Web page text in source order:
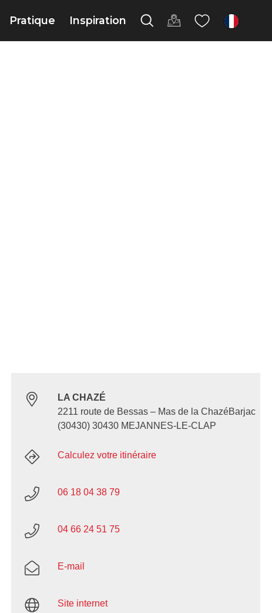
Pratique Inspiration fr
LA CHAZÉ
2211 route de Bessas – Mas de la ChazéBarjac
(30430) 30430 MEJANNES-LE-CLAP
Calculez votre itinéraire
06 18 04 38 79
04 66 24 51 75
E-mail
Site internet